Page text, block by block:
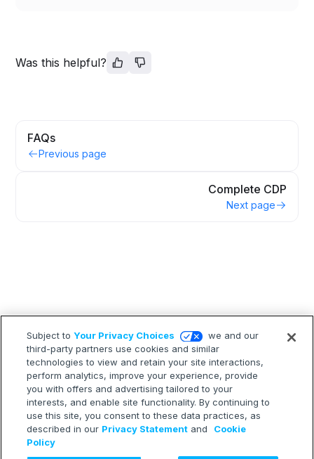
Was this helpful?
FAQs
Previous page
Complete CDP
Next page
Subject toYour Privacy Choices
we and our
third-party partners use cookies and similar
technologies to view and retain your site interactions,
perform analytics, improve your experience, provide
you with offers and advertising tailored to your
interests, and enable site functionality. By continuing to
use this site, you consent to these data practices, as
described in our Privacy Statement and
Cookie
Policy